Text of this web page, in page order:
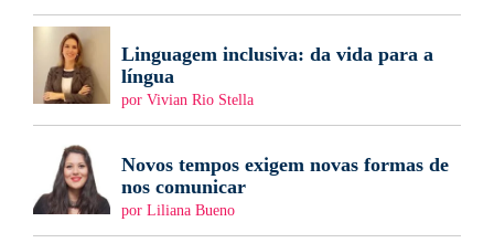
Linguagem inclusiva: da vida para a
língua
por Vivian Rio Stella
Novos tempos exigem novas formas de
nos comunicar
por Liliana Bueno